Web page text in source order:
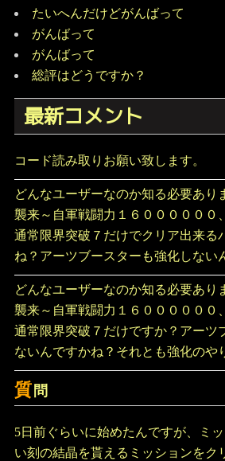
たいへんだけどがんばって
がんばって
がんばって
総評はどうですか？
最新コメント
コード読み取りお願い致します。
どんなユーザーなのか知る必要あり
襲来～自軍戦闘力１６００００００
通常限界突破７だけでクリア出来る
ね？アーツブースターも強化しない
どんなユーザーなのか知る必要あり
襲来～自軍戦闘力１６００００００
通常限界突破７だけですか？アーツ
ないんですかね？それとも強化のや
質 問
5日前ぐらいに始めたんですが、ミ
い刻の結晶を貰えるミッションをク